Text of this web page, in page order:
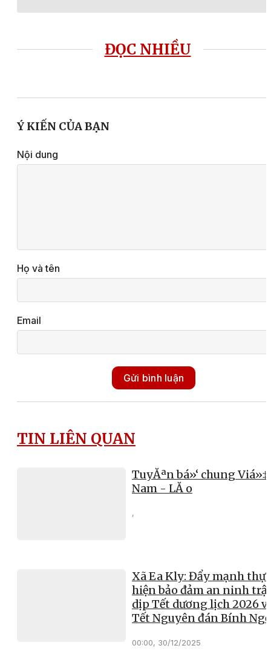
ĐỌC NHIỀU
Ý KIẾN CỦA BẠN
Nội dung
Họ và tên
Email
Gửi bình luận
TIN LIÊN QUAN
TuyĂªn bá»‘ chung
Nam - LĂ o
,
Xã Ea Kly: Đẩy mạnh thực
hiện bảo đảm an ninh
dịp Tết dương lịch 2026
Tết Nguyên đán Bính Ngọ
00:00, 30/12/2025